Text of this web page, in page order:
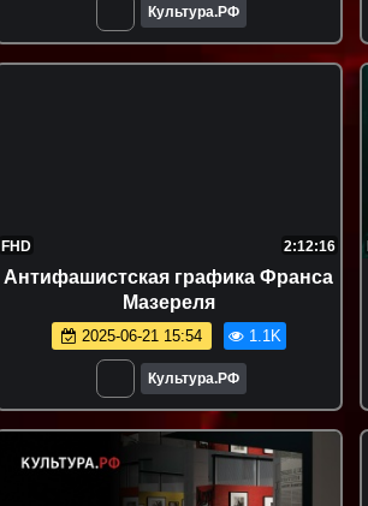
Культура.РФ
FHD 2:12:16
Антифашистская графика Франса
Мазереля
2025-06-21 15:54 1.1K
Культура.РФ